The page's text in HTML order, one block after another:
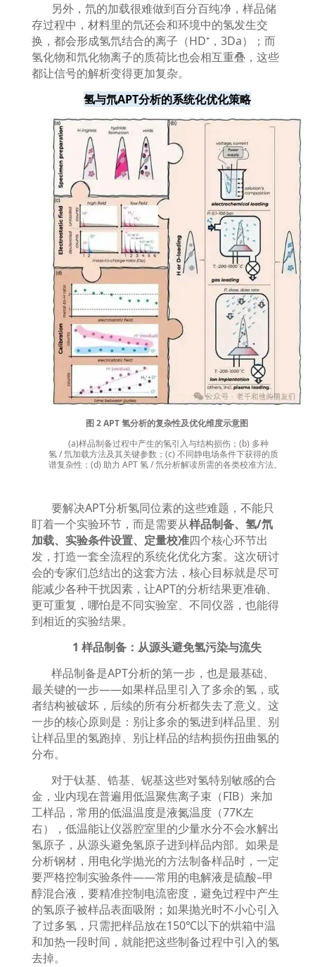
另外，氘的加载很难做到百分百纯净，样品储
存过程中，材料里的氘还会和环境中的氢发生交
换，都会形成氢氘结合的离子（HD⁺， 3Da）；而
氢化物和氘化物离子的质荷比也会相互重叠，这些
都让信号的解析变得更加复杂。
氢与氘APT分析的系统化优化策略
图2 APT氢分析的复杂性及优化维度示意图
(a)样品制备过程中产生的氢引入与结构损伤； (b) 多种
氢/氘加载方法及其关键参数； (c) 不同静电场条件下获得的质
谱复杂性； (d) 助力 APT氢/氘分析解读所需的各类校准方法。
要解决APT分析氢同位素的这些难题，不能只
盯着一个实验环节，而是需要从样品制备、氢/氘
加载、实验条件设置、定量校准四个核心环节出
发，打造一套全流程的系统化优化方案。这次研讨
会的专家们总结出的这套方法，核心目标就是尽可
能减少各种干扰因素，让APT的分析结果更准确、
更可重复，哪怕是不同实验室、不同仪器，也能得
到相近的实验结果。
1样品制备：从源头避免氢污染与流失
样品制备是APT分析的第一步，也是最基础、
最关键的一步——如果样品里引入了多余的氢，或
者结构被破坏，后续的所有分析都失去了意义。这
一步的核心原则是：别让多余的氢进到样品里、别
让样品里的氢跑掉、别让样品的结构损伤扭曲氢的
分布。
对于钛基、锆基、铌基这些对氢特别敏感的合
金，业内现在普遍用低温聚焦离子束（FIB）来加
工样品，常用的低温温度是液氮温度（77K左
右），低温能让仪器腔室里的少量水分不会水解出
氢原子，从源头避免氢原子进到样品内部。如果是
分析钢材，用电化学抛光的方法制备样品时，一定
要严格控制实验条件——常用的电解液是硫酸–甲
醇混合液，要精准控制电流密度，避免过程中产生
的氢原子被样品表面吸附；如果抛光时不小心引入
了过多氢，只需把样品放在150℃以下的烘箱中温
和加热一段时间，就能把这些制备过程中引入的氢
去掉。